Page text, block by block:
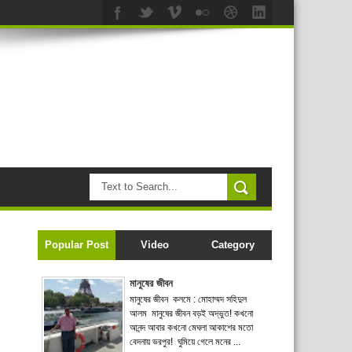
Popular Post Video Category
মানুষের জীবন
মানুষের জীবন কলমে : মোহাম্মদ সহিদুল
আলম মানুষের জীবন বড়ই অদ্ভুত! কখনো
আনন্দ আবার কখনো মেঘলা আকাশের মতো
বেদনায় ভরপুর! ঘুমিয়ে গেলে মনের ...